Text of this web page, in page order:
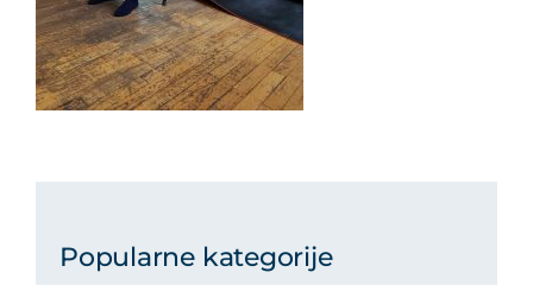
Popularne kategorije